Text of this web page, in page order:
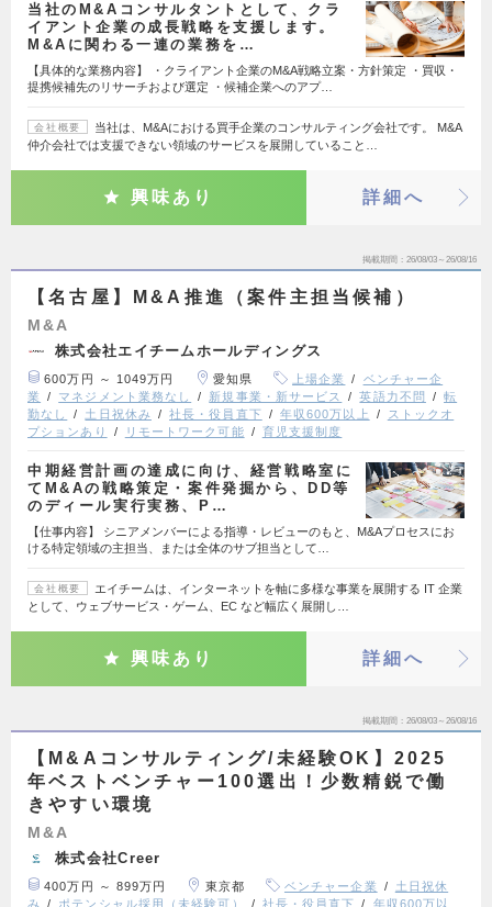
当社のM&Aコンサルタントとして、クラ
イアント企業の成長戦略を支援します。
M&Aに関わる一連の業務を…
【具体的な業務内容】 ・クライアント企業のM&A戦略立案・方針策定 ・買収・
提携候補先のリサーチおよび選定 ・候補企業へのアプ…
会社概要
当社は、M&Aにおける買手企業のコンサルティング会社です。 M&A
仲介会社では支援できない領域のサービスを展開していること…
興味あり 詳細へ
掲載期間 26/08/03～26/08/16
【名古屋】M&A推進（案件主担当候補）
M&A
株式会社エイチームホールディングス
600万円 ～ 1049万円 愛知県 上場企業
ベンチャー企
業
マネジメント業務なし 新規事業・新サービス 英語力不問
転
勤なし
土日祝休み 社長・役員直下 年収600万以上
ストックオ
プションあり
リモートワーク可能 育児支援制度
中期経営計画の達成に向け、経営戦略室に
てM&Aの戦略策定・案件発掘から、DD等
のディール実行実務、P…
【仕事内容】 シニアメンバーによる指導・レビューのもと、M&Aプロセスにお
ける特定領域の主担当、または全体のサブ担当として…
会社概要
エイチームは、インターネットを軸に多様な事業を展開する IT 企業
として、ウェブサービス・ゲーム、EC など幅広く展開し…
興味あり 詳細へ
掲載期間 26/08/03～26/08/16
【M&Aコンサルティング/未経験OK】2025
年ベストベンチャー100選出！少数精鋭で働
きやすい環境
M&A
株式会社Creer
400万円 ～ 899万円 東京都 ベンチャー企業
土日祝休
み
ポテンシャル採用（未経験可） 社長・役員直下 年収600万以